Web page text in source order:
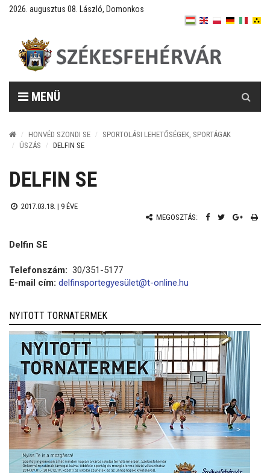
2026. augusztus 08. László, Domonkos
MENÜ
HONVÉD SZONDI SE
SPORTOLÁSI LEHETŐSÉGEK, SPORTÁGAK
ÚSZÁS
DELFIN SE
DELFIN SE
2017.03.18. | 9 ÉVE
MEGOSZTÁS:
Delfin SE
Telefonszám: 30/351-5177
E-mail cím: delfinsportegyesület@t-online.hu
NYITOTT TORNATERMEK